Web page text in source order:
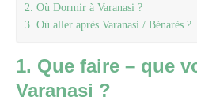
2. Où Dormir à Varanasi ?
3. Où aller après Varanasi / Bénarès ?
1. Que faire – que
Varanasi ?